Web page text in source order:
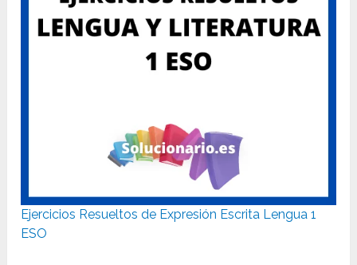
Ejercicios Resueltos de Expresión Escrita Lengua 1
ESO